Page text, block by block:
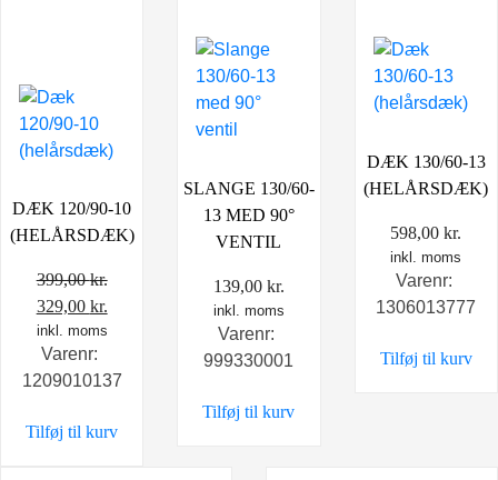
DÆK 120/90-10
(HELÅRSDÆK)
399,00kr.
Den
oprindelige
pris
var:
329,00 kr.
aktuelle
er:
inkl. moms
Varenr:
1209010137
Tilføj til kurv
SLANGE 130/60-
13 MED 90°
VENTIL
139,00 kr.
inkl. moms
Varenr:
999330001
Tilføj til kurv
DÆK 130/60-13
(HELÅRSDÆK)
598,00kr.
inkl. moms
Varenr:
1306013777
Tilføj til kurv